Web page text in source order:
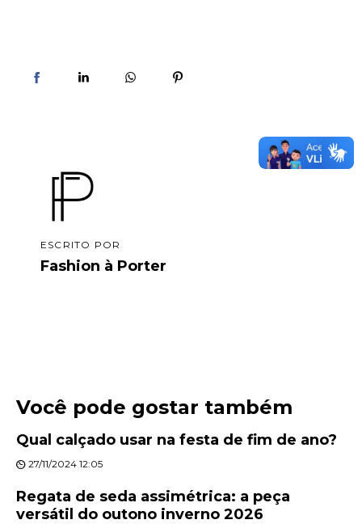
ESCRITO POR
Fashion à Porter
Você pode gostar também
Qual calçado usar na festa de fim de ano?
27/11/2024 12:05
Regata de seda assimétrica: a peça
versátil do outono inverno 2026